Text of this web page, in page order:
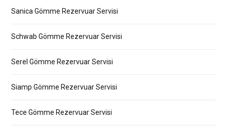
Sanica Gömme Rezervuar Servisi
Schwab Gömme Rezervuar Servisi
Serel Gömme Rezervuar Servisi
Siamp Gömme Rezervuar Servisi
Tece Gömme Rezervuar Servisi